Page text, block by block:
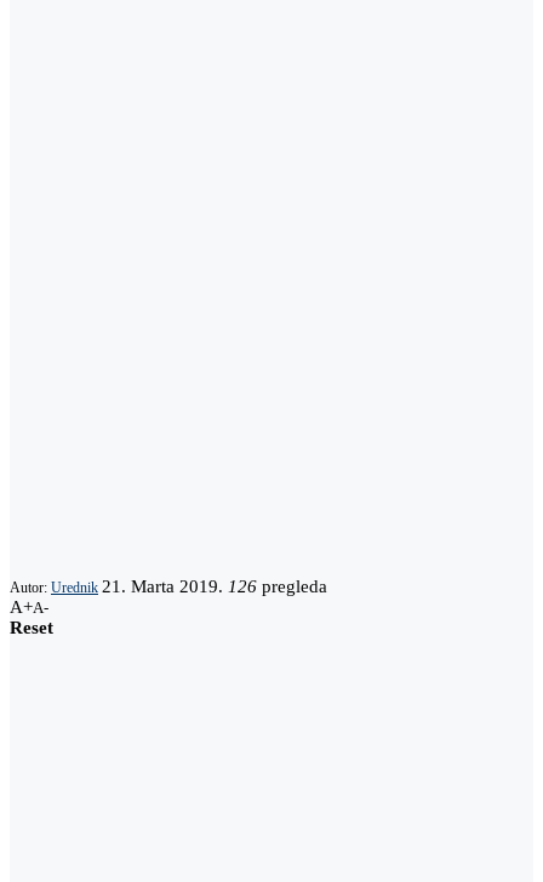
Autor: Urednik 21. Marta 2019. 126 pregleda
A+A-
Reset